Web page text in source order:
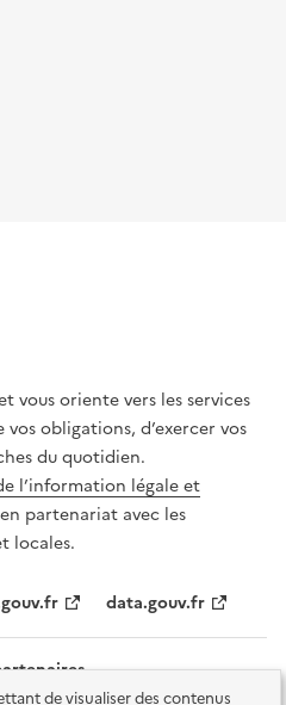
de visualiser des contenus
vous oriente vers les services
obligations, d’exercer vos
du quotidien.
l’information légale et
partenariat avec les
locales.
data.gouv.fr